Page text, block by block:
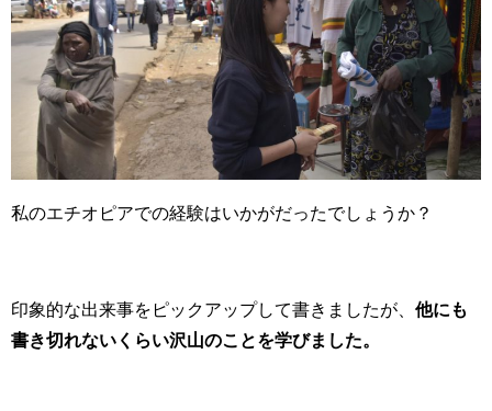
私のエチオピアでの経験はいかがだったでしょうか？
印象的な出来事をピックアップして書きましたが、 他にも
書き切れないくらい沢山のことを学びました。